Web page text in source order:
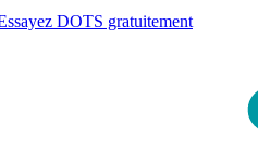
DOTS gratuitement